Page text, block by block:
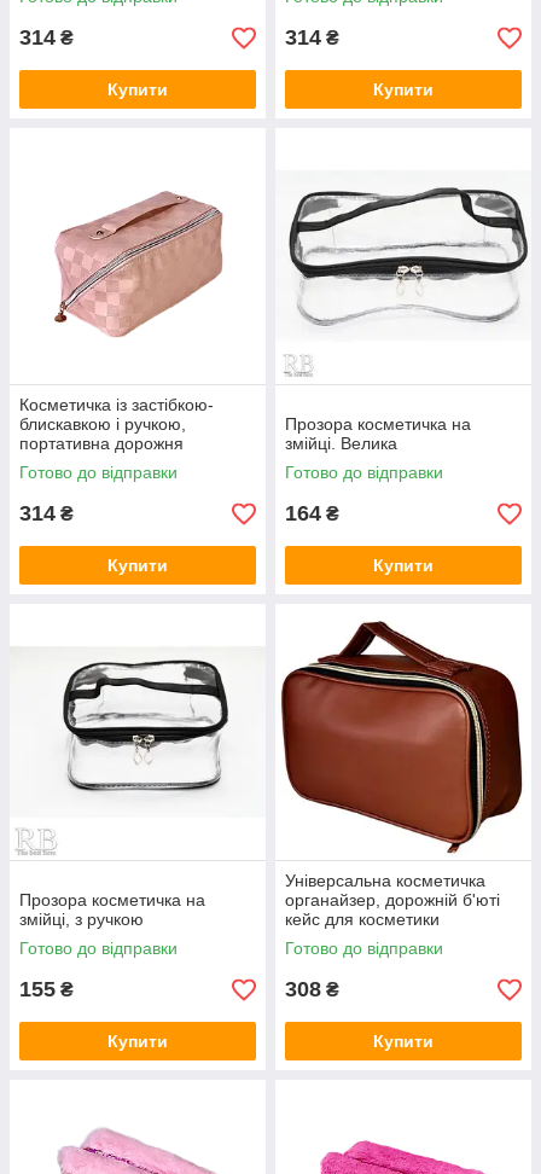
314 ₴
Купити
коричнева
314 ₴
Купити
Косметичка із застібкою-
блискавкою і ручкою,
портативна дорожня
косметичка KS-224/13
рожева
Готово до відправки
314 ₴
Купити
Прозора косметичка на
змійці. Велика
Готово до відправки
164 ₴
Купити
Прозора косметичка на
змійці, з ручкою
Готово до відправки
155 ₴
Купити
Універсальна косметичка
органайзер, дорожній б'юті
кейс для косметики
шкірозамінник
Готово до відправки
308 ₴
Купити